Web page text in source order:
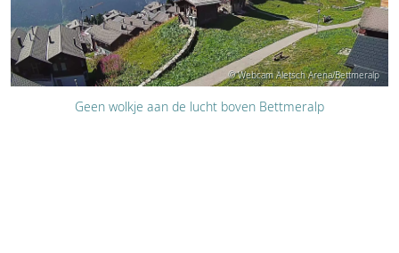
© Webcam Aletsch Arena/Bettmeralp
Geen wolkje aan de lucht boven Bettmeralp